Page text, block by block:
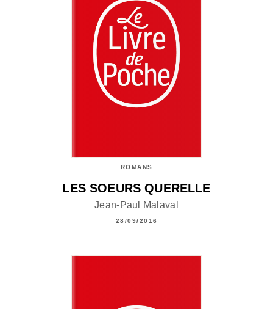
ROMANS
LES SOEURS QUERELLE
Jean-Paul Malaval
28/09/2016